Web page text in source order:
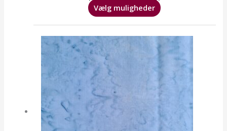
Vælg muligheder vælges
varesiden
vare
har
flere
varianter.
Mulighederne
kan
vælges
på
varesiden